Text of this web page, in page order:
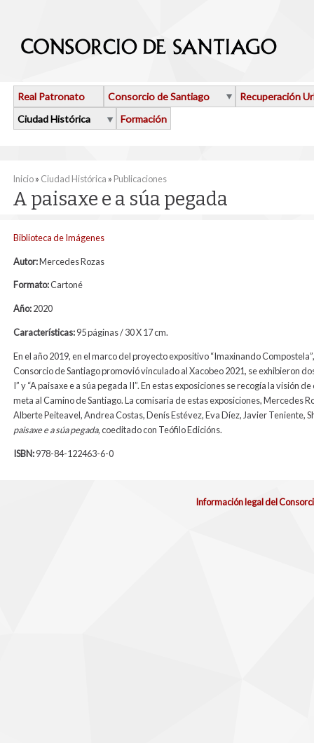
Real Patronato Consorcio de Santiago
Recuperación
Ciudad Histórica
Formación
Se encuentra usted aquí
Inicio» Ciudad Histórica » Publicaciones
A paisaxe e a súa pegada
Biblioteca de Imágenes
Autor:Mercedes Rozas
Formato:Cartoné
Año:2020
Características:95 páginas / 30 X 17 cm.
En el año 2019, en el marco del proyecto expositivo “Imaxinando
Consorcio de Santiago promovió vinculado al Xacobeo 2021, se exhibieron
I” y “A paisaxe e a súa pegada II”. En estas exposiciones se recogía la visión
meta al Camino de Santiago. La comisaria de estas exposiciones, Mercedes
Alberte Peiteavel, Andrea Costas, Denís Estévez, Eva Díez, Javier Teniente,
paisaxe e a súa pegada, coeditado con Teófilo Edicións.
ISBN:978-84-122463-6-0
Información legal del